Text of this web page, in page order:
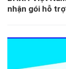
nhận gói hỗ